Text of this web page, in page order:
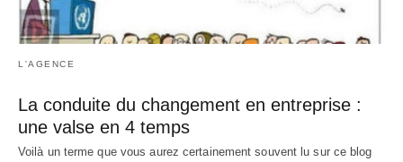
L'AGENCE
La conduite du changement en entreprise :
une valse en 4 temps
Voilà un terme que vous aurez certainement souvent lu sur ce blog